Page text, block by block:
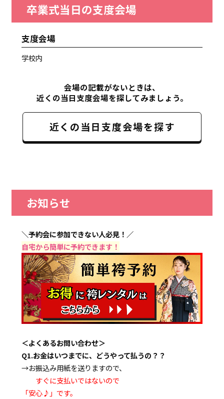
卒業式当日の支度会場
支度会場
学校内
会場の記載がないときは、
近くの当日支度会場を探してみましょう。
近くの当日支度会場を探す
お知らせ
＼予約会に参加できない人必見！／
自宅から簡単に予約できます！
＜よくあるお問い合わせ＞
Q1.お金はいつまでに、どうやって払うの？？
→お振込み用紙を送りますので、
すぐに支払いではないので
「安心♪」です。